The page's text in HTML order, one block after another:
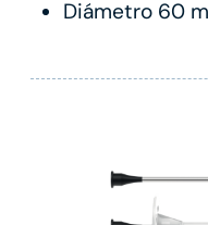
Diámetro 60